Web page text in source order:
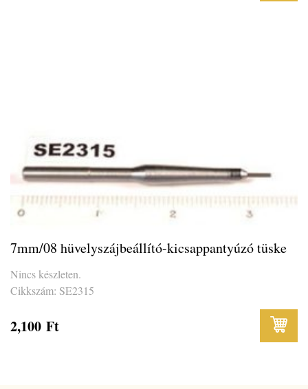
7mm/08 hüvelyszájbeállító-kicsappantyúzó tüske
Nincs készleten.
Cikkszám: SE2315
2,100 Ft